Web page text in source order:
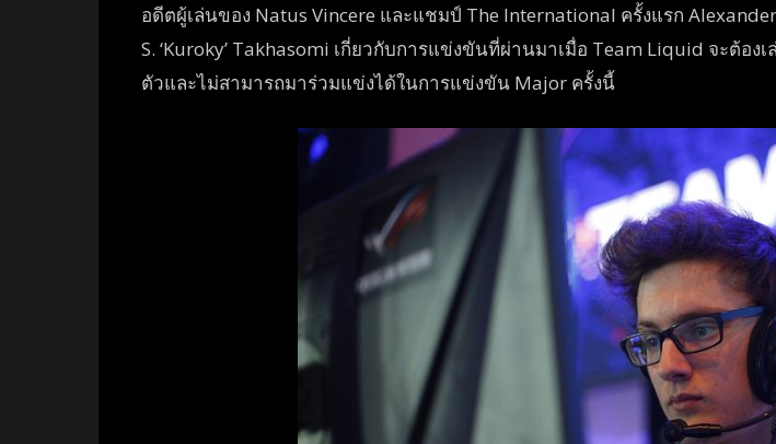
อดีตผู้เล่นของ Natus Vincere และแชมป์ The International ครั้งแรก
S. ‘Kuroky’ Takhasomi เกี่ยวกับการแข่งขันที่ผ่านมาเมื่อ Team Liquid จะต้อ
ตัวและไม่สามารถมาร่วมแข่งได้ในการแข่งขัน Major ครั้งนี้